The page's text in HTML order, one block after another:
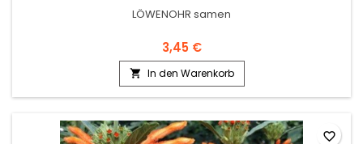
LÖWENOHR samen
3,45 €
 In den Warenkorb
favorite_border